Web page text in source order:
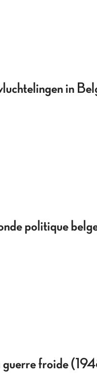
in
politique
guerre froide